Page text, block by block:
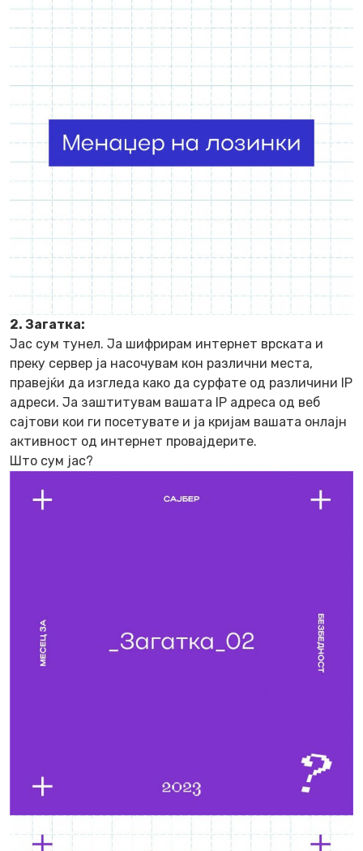
2. Загатка:
Јас сум тунел. Ја шифрирам интернет врската и
преку сервер ја насочувам кон различни места,
правејќи да изгледа како да сурфате од различини IP
адреси. Ја заштитувам вашата IP адреса од веб
сајтови кои ги посетувате и ја кријам вашата онлајн
активност од интернет провајдерите.
Што сум јас?